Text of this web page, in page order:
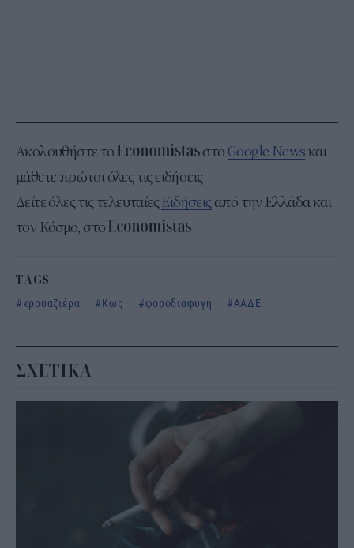
Ακολουθήστε το στο Google Newsκαι
μάθετε πρώτοι όλες τις ειδήσεις
Δείτε όλες τις τελευταίεςΕιδήσειςαπό την Ελλάδα και
τον Κόσμο, στο
TAGS
κρουαζιέρα
Κως φοροδιαφυγή ΑΑΔΕ
ΣΧΕΤΙΚΑ